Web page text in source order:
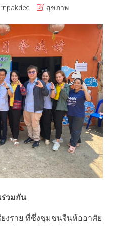
สุขภาพ
ร่วมกัน
งราย ที่ซึ่งชุมชนจีนห้ออาศัย